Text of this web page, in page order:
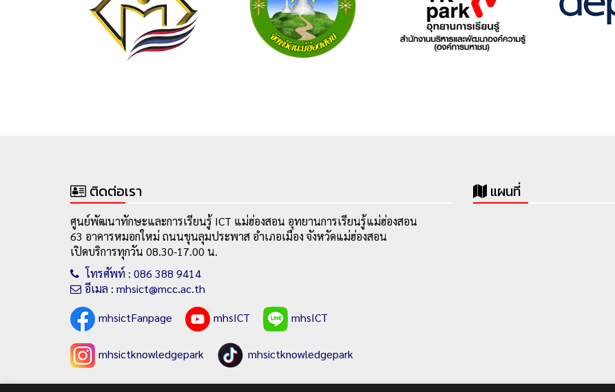
ติดต่อเรา
ศูนย์พัฒนาทักษะและการเรียนรู้ ICT แม่ฮ่องสอน อุทยานการเรียนรู้แม่ฮ่องสอน
63 อาคารหมอกใหม่ ถนนขุนลุมประพาส อำเภอเมือง จังหวัดแม่ฮ่องสอน
เปิดบริการทุกวัน 08.30-17.00 น.
โทรศัพท์ : 086 388 9414
อีเมล : mhsict@mcc.ac.th
mhsictFanpage
mhsICT mhsICT
mhsictknowledgepark mhsictknowledgepark
แผนที่